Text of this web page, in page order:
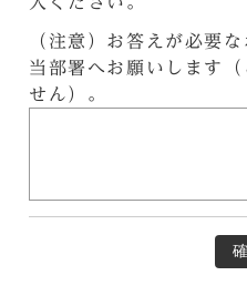
（注意）お答えが必要
当部署へお願いします
せん）。